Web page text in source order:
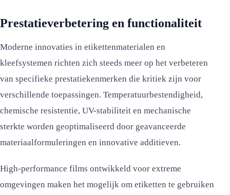
Prestatieverbetering en functionaliteit
Moderne innovaties in etikettenmaterialen en
kleefsystemen richten zich steeds meer op het verbeteren
van specifieke prestatiekenmerken die kritiek zijn voor
verschillende toepassingen. Temperatuurbestendigheid,
chemische resistentie, UV-stabiliteit en mechanische
sterkte worden geoptimaliseerd door geavanceerde
materiaalformuleringen en innovative additieven.
High-performance films ontwikkeld voor extreme
omgevingen maken het mogelijk om etiketten te gebruiken